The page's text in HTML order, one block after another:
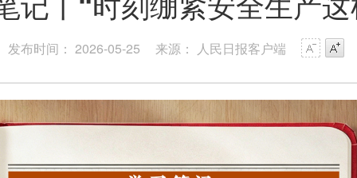
发布时间： 2026-05-25 来源： 人民日报客户端